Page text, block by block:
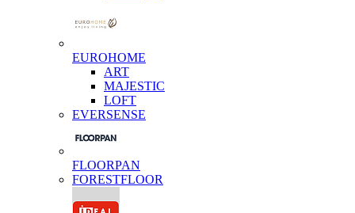
EUROHOME
ART
MAJESTIC
LOFT
EVERSENSE
FLOORPAN
FORESTFLOOR